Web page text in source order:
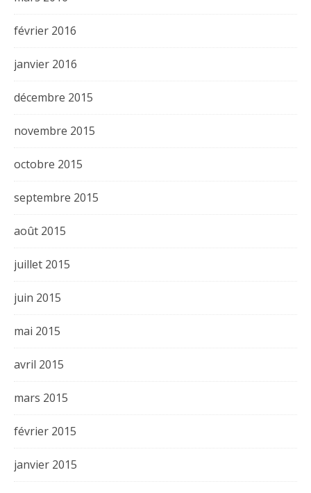
février 2016
janvier 2016
décembre 2015
novembre 2015
octobre 2015
septembre 2015
août 2015
juillet 2015
juin 2015
mai 2015
avril 2015
mars 2015
février 2015
janvier 2015